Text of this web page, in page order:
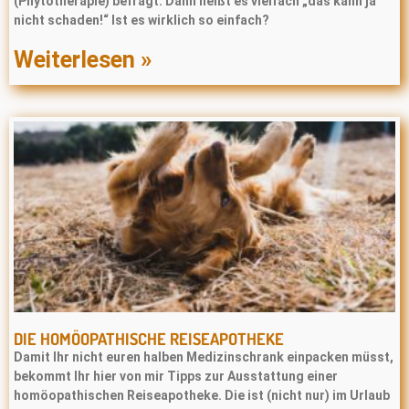
nicht schaden!“ Ist es wirklich so einfach?
Weiterlesen »
DIE HOMÖOPATHISCHE REISEAPOTHEKE
Damit Ihr nicht euren halben Medizinschrank einpacken müsst,
bekommt Ihr hier von mir Tipps zur Ausstattung einer
homöopathischen Reiseapotheke. Die ist (nicht nur) im Urlaub